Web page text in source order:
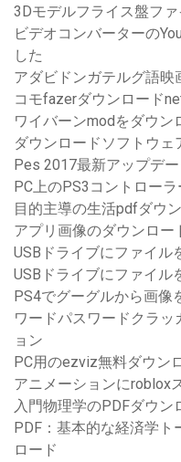
3Dモデルフライス盤フ
ビデオコンバーターの
した
アダビドンガテルグ語映
コモfazerダウンロード
ワイバーンmodをダウン
ダウンロードソフトウェ
Pes 2017最新アップデ
PC上のPS3コントロー
目的主導の生活pdfダウ
アプリ画像のダウンロー
USBドライブにファイル
USBドライブにファイル
PS4でグーグルから画像
ワードパスワードクラ
ョン
PC用のezviz無料ダウン
アニメーションにroblox
入門物理学のPDFダウン
PDF：基本的な経済学
ロード